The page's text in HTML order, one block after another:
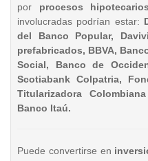
por procesos
involucradas podrían estar:
del Banco Popular,
prefabricados, BBVA,
Social, Banco de
Scotiabank Colpatria,
Titularizadora
Banco Itaú.
Puede convertirse en